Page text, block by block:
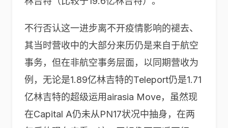
不行否认这一进步离不开疫情影响的褪去、
其当时营收中的大部分来历仍是来自于航空
事务，但在非航空事务层面，以同期营收为
例，无论是1.89亿林吉特的Teleport仍是1.71
亿林吉特的超级运用airasia Move，虽然现
在Capital A仍未从PN17状况中抽身，在两